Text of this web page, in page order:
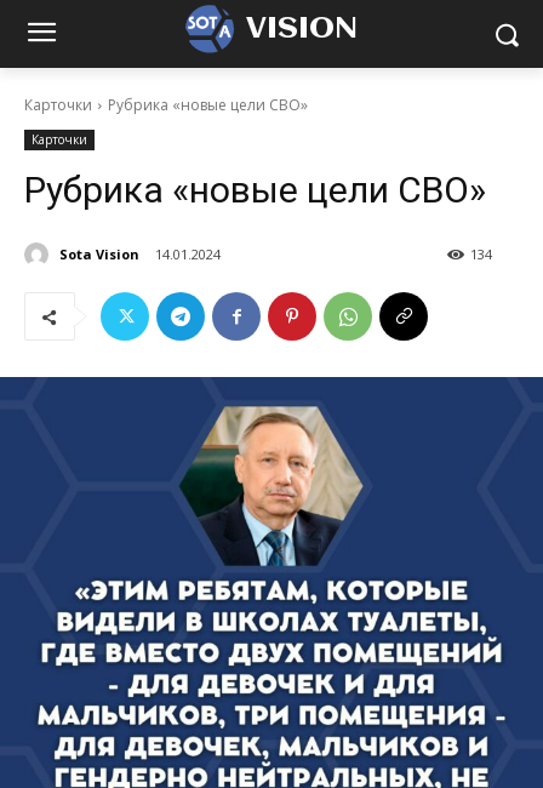
VISION
Карточки Рубрика «новые цели СВО»
Карточки
Рубрика «новые цели СВО»
Sota Vision 14.01.2024 134